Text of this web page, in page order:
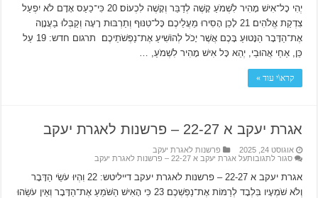
יְהִי כָל־אִישׁ מָהִיר לִשְׁמֹעַ קָשֶׁה לְדַבֵּר וְקָשֶׁה לִכְעוֹס׃ 20 כִּי־כַעַס אָדָם לֹא יִפְעַל
צִדְקַת אֱלֹהִים׃ 21 לָכֵן הָסִירוּ מֵעֲלֵיכֶם כָּל־טִנּוּף וְתַרְבּוּת רָעָה וְקַבְּלוּ בַעֲנָוָה
אֶת־הַדָּבָר הַנָּטוּעַ בָּכֶם אֲשֶׁר יָכֹל לְהוֹשִׁיעַ אֶת־נַפְשֹׁתֵיכֶם׃ תרגום חדש: 19 עַל
כֵּן, אַחַי אֲהוּבַי, יְהֵא כָּל אִישׁ מָהִיר לִשְׁמֹעַ, …
קרא\י עוד »
אגרת יעקב א 22-27 – פרשנות לאגרת יעקב
אוגוסט 24, 2025
פרשנות לאגרת יעקב
סגור לתגובותעל אגרת יעקב א 22-27 – פרשנות לאגרת יעקב
אגרת יעקב א 22-27 – פרשנות לאגרת יעקב דייליטש: 22 וִהְיוּ עֹשֵׂי הַדָּבָר
וְלֹא שֹׁמְעָיו בִּלְבָד לְרַמּוֹת אֶת־נַפְשְׁכֶם׃ 23 כִּי הָאִישׁ הַשֹּׁמֵעַ אֶת־הַדָּבָר וְאֵין עֹשֵׂהוּ